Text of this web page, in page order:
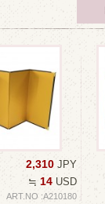
2,310 JPY
≒ 14 USD
ART.NO :A210180